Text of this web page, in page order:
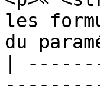
les
du
|